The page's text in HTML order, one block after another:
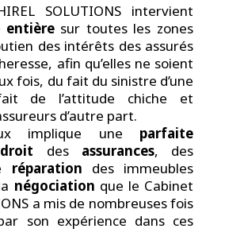
SOLUTIONS intervient
entièresur toutes les zones
des intérêts des assurés
afin qu’elles ne soient
fois, du fait du sinistre d’une
de l’attitude chiche et
d’autre part.
implique une parfaite
des assurances, des
réparation des immeubles
négociation que le Cabinet
a mis de nombreuses fois
son expérience dans ces